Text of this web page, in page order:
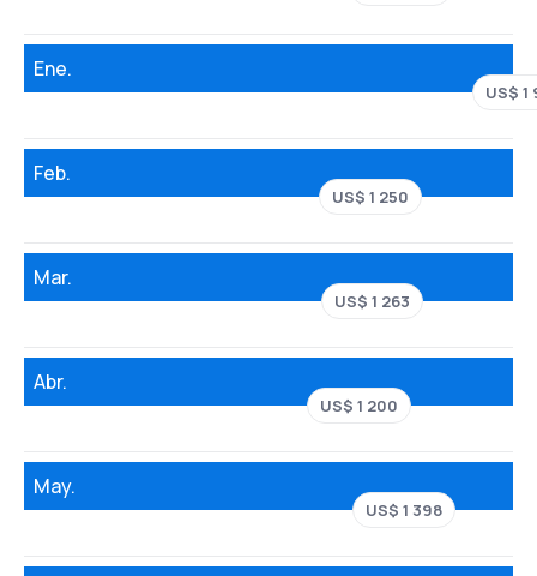
Ene.
US$ 1
Feb.
US$ 1 250
Mar.
US$ 1 263
Abr.
US$ 1 200
May.
US$ 1 398